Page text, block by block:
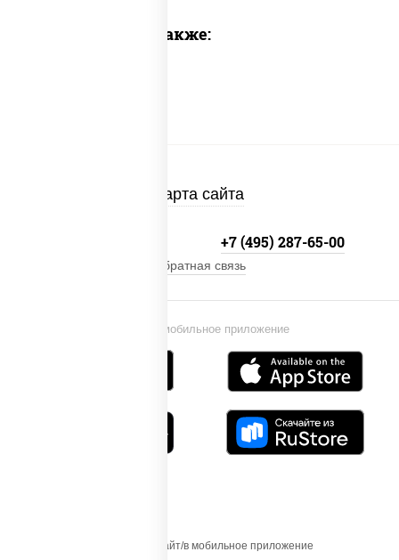
Предлагаем также:
Карта сайта
Установи мобильное приложение
+7 (495) 287-65-00
Обратная связь
Осуществляя вход на этот Сайт/в мобильное приложение